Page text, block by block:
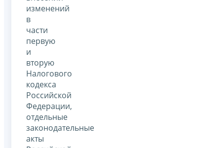
изменений
в
части
первую
и
вторую
Налогового
кодекса
Российской
Федерации,
отдельные
законодательные
акты